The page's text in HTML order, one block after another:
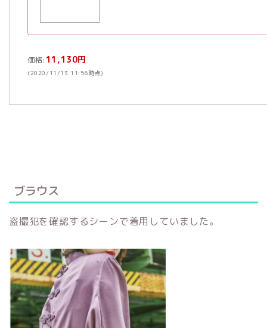
価格: 11,130円
(2020/11/13 11:56時点)
ブラウス
盗撮犯を確認するシーンで着用していました。